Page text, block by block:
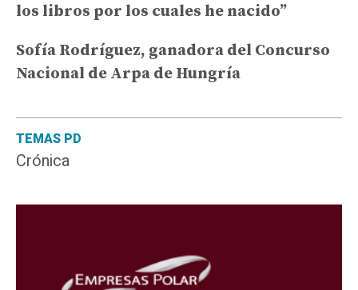
TEMAS PD
Crónica
los libros por los cuales he nacido”
Sofía Rodríguez, ganadora del Concurso
Nacional de Arpa de Hungría